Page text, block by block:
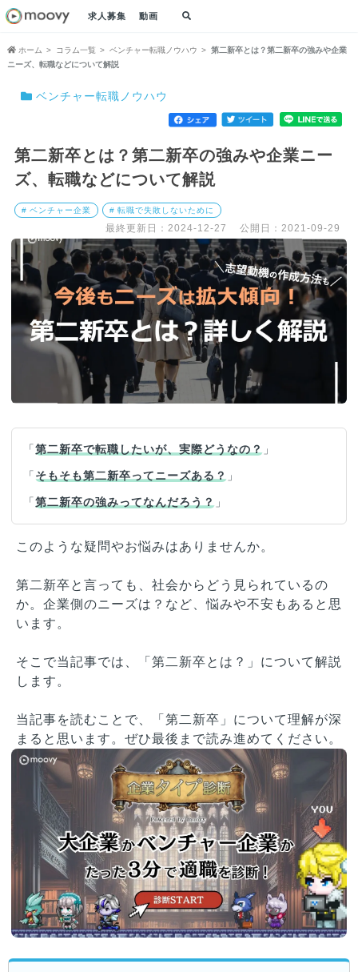
求人募集 動画
ホーム コラム一覧 ベンチャー転職ノウハウ
第二新卒とは？第二新卒の強みや企業
ニーズ、転職などについて解説
ベンチャー転職ノウハウ
第二新卒とは？第二新卒の強みや企業ニー
ズ、転職などについて解説
# ベンチャー企業 # 転職で失敗しないために
最終更新日：2024-12-27 公開日：2021-09-29
「第二新卒で転職したいが、実際どうなの？ 」
「 そもそも第二新卒ってニーズある？ 」
「第二新卒の強みってなんだろう？ 」
このような疑問やお悩みはありませんか。
第二新卒と言っても、社会からどう見られているの
か。企業側のニーズは？など、悩みや不安もあると思
います。
そこで当記事では、「第二新卒とは？」について解説
します。
当記事を読むことで、「第二新卒」について理解が深
まると思います。ぜひ最後まで読み進めてください。